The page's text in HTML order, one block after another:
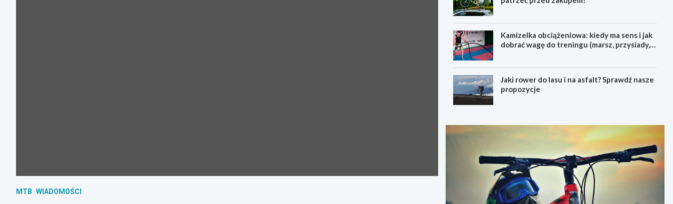
MTB WIADOMOŚCI
Kamizelka obciążeniowa: kiedy ma sens i jak
dobrać wagę do treningu (marsz, przysiady,
Jaki rower do lasu i na asfalt? Sprawdź nasze
propozycje